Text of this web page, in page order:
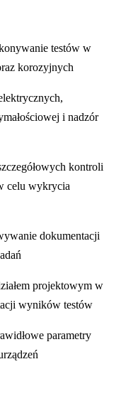
testów w
korozyjnych
i nadzór
kontroli
celu wykrycia
dokumentacji
projektowym w
wyników testów
parametry